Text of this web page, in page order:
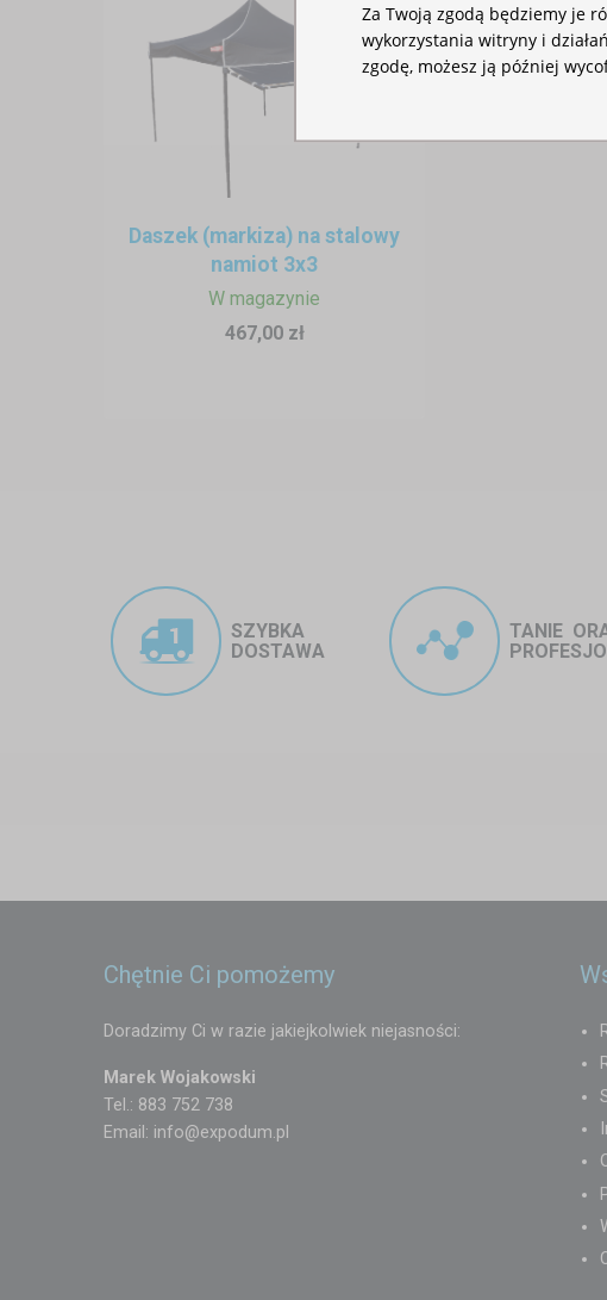
rozwiązanie dla tych, którzy nie chcą
czy relaks w cieniu.
Modele z
rzepów, co zapewnia elastyczność
Namiot ogrodowy to nie tylko
pasuje do większości ogrodów,
Szeroka paleta kolorów pozwala
Daszek (markiza) na stalowy
namiot 3x3
W magazynie
467,00 zł
SZYBKA
DOSTAWA
TANIE
Chętnie Ci pomożemy
Doradzimy Ci w razie jakiejkolwiek niejasności:
Marek Wojakowski
Tel.: 883 752 738
Email: info@expodum.pl
Za Twoją zgodą będziemy je
wykorzystania witryny i
zgodę, możesz ją później